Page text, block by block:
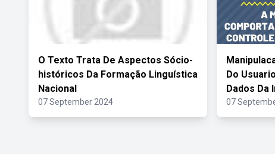
O Texto Trata De Aspectos Sócio-
históricos Da Formação Linguística
Nacional
07 September 2024
Do
Dados Da
07